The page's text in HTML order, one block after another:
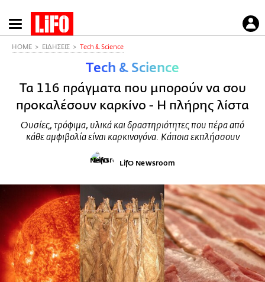
Παράκαμψη
προς
HOME ΕΙΔΗΣΕΙΣ Τech & Science
Τech & Science
Τα 116 πράγματα που μπορούν να σου
προκαλέσουν καρκίνο - Η πλήρης λίστα
Ουσίες, τρόφιμα, υλικά και δραστηριότητες που πέρα από
κάθε αμφιβολία είναι καρκινογόνα. Κάποια εκπλήσσουν
LifO Newsroom